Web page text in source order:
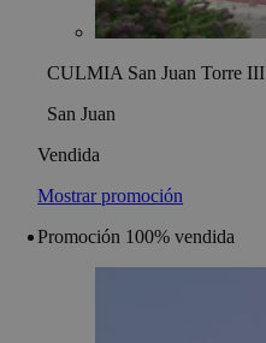
CULMIA San Juan Torre III
San Juan
Vendida
Mostrar promoción
Promoción 100% vendida